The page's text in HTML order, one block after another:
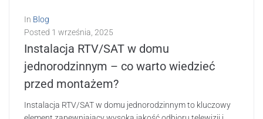
In Blog
Posted 1 września, 2025
Instalacja RTV/SAT w domu
jednorodzinnym – co warto wiedzieć
przed montażem?
Instalacja RTV/SAT w domu jednorodzinnym to kluczowy